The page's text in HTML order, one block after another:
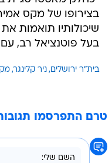
בצירופו של מקס
שיכולותיו תואמות
בעל פוטנציאל רב,
בית"ר ירושלים ניר קלינגר
טרם התפרסמו